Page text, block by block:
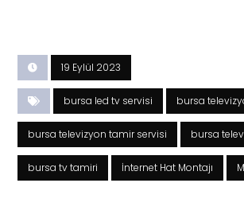
19 Eylül 2023
bursa led tv servisi bursa
bursa televizyon tamir servisi bursa
bursa tv tamiri İnternet Hat Montajı